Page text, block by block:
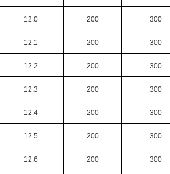
12.0 200 300
12.1 200 300
12.2 200 300
12.3 200 300
12.4 200 300
12.5 200 300
12.6 200 300